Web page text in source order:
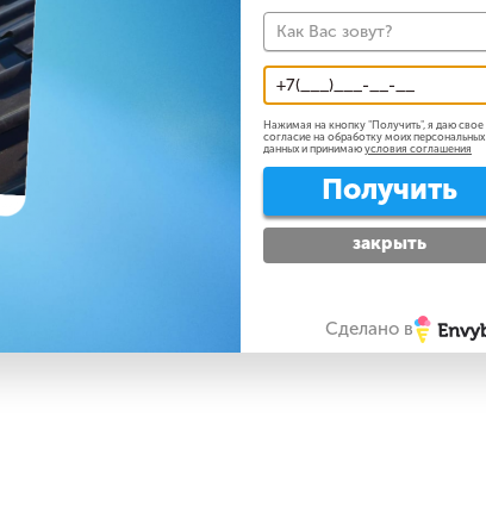
Нажимая на кнопку "Получить", я даю свое
согласие на обработку моих персональных
данных и принимаю условия соглашения
Получить
закрыть
Сделано в